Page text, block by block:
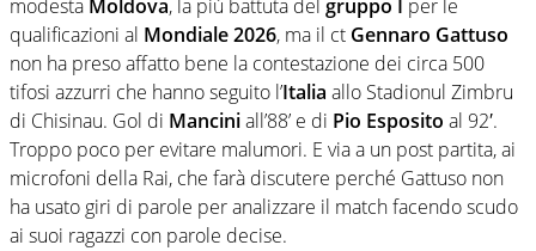
loro
modesta Moldova, la più battuta del gruppo I per le
qualificazioni al Mondiale2026, ma il ct Gennaro Gattuso
non ha preso affatto bene la contestazione dei circa 500
tifosi azzurri che hanno seguito l’Italia allo Stadionul Zimbru
di Chisinau. Gol di Manciniall’88’ e di Pio Esposito al 92′.
Troppo poco per evitare malumori. E via a un post partita, ai
microfoni della Rai, che farà discutere perché Gattuso non
ha usato giri di parole per analizzare il match facendo scudo
ai suoi ragazzi con parole decise.